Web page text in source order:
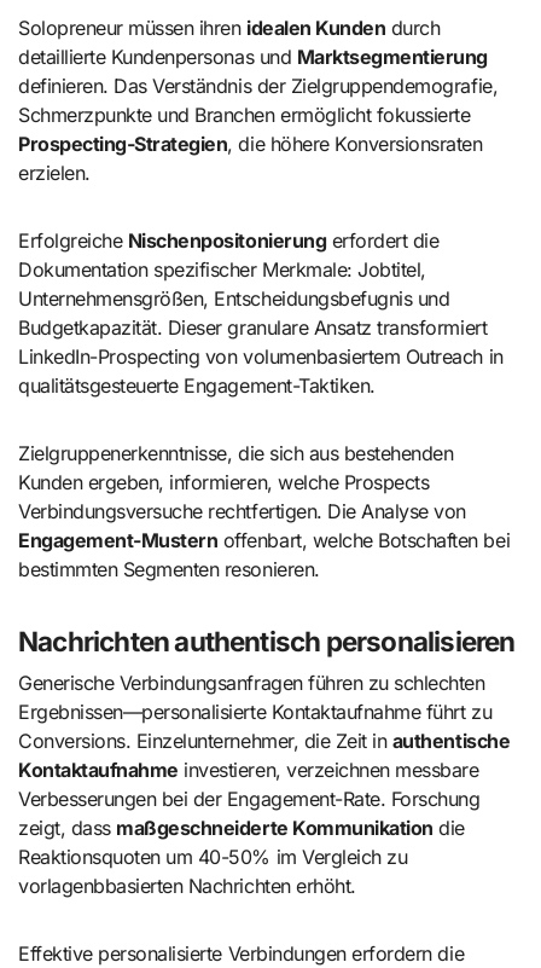
Solopreneur müssen ihren idealen Kunden durch
detaillierte Kundenpersonas und Marktsegmentierung
definieren. Das Verständnis der Zielgruppendemografie,
Schmerzpunkte und Branchen ermöglicht fokussierte
Prospecting-Strategien, die höhere Konversionsraten
erzielen.
Erfolgreiche Nischenpositonierungerfordert die
Dokumentation spezifischer Merkmale: Jobtitel,
Unternehmensgrößen, Entscheidungsbefugnis und
Budgetkapazität. Dieser granulare Ansatz transformiert
LinkedIn-Prospecting von volumenbasiertem Outreach in
qualitätsgesteuerte Engagement-Taktiken.
Zielgruppenerkenntnisse, die sich aus bestehenden
Kunden ergeben, informieren, welche Prospects
Verbindungsversuche rechtfertigen. Die Analyse von
Engagement-Mustern offenbart, welche Botschaften bei
bestimmten Segmenten resonieren.
Nachrichten authentisch personalisieren
Generische Verbindungsanfragen führen zu schlechten
Ergebnissen—personalisierte Kontaktaufnahme führt zu
Conversions. Einzelunternehmer, die Zeit in authentische
Kontaktaufnahme investieren, verzeichnen messbare
Verbesserungen bei der Engagement-Rate. Forschung
zeigt, dass maßgeschneiderte Kommunikation die
Reaktionsquoten um 40-50% im Vergleich zu
vorlagenbbasierten Nachrichten erhöht.
Effektive personalisierte Verbindungen erfordern die